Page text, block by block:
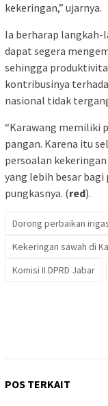
kekeringan,” ujarnya.
Ia berharap langkah-
dapat segera
sehingga
kontribusinya
nasional tidak
“Karawang memiliki
pangan. Karena itu
persoalan
yang lebih besar bagi
pungkasnya. (red).
Dorong perbaikan
Kekeringan sawah di
Komisi II DPRD Jabar
POS TERKAIT